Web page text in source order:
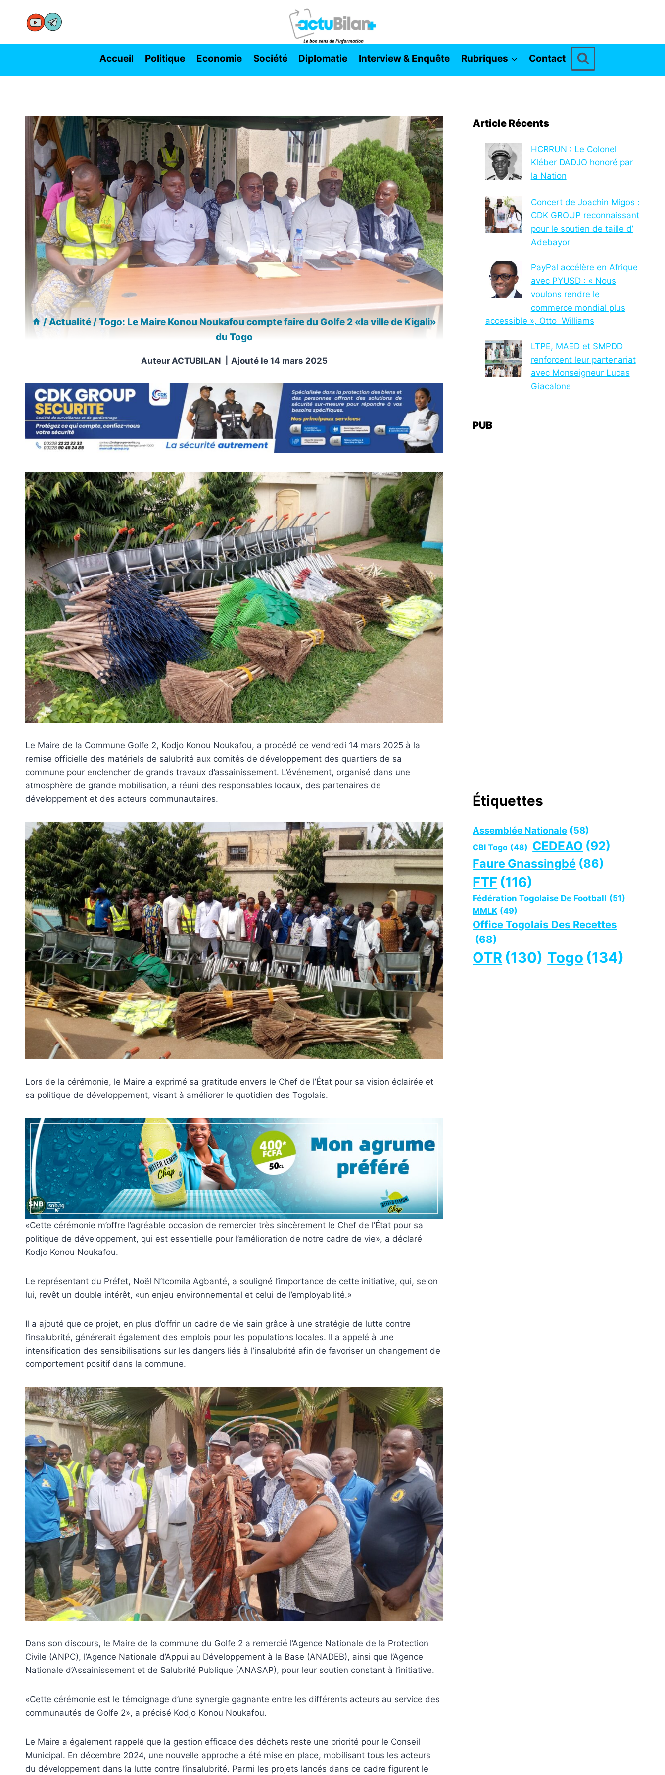
contenu
Accueil Politique Economie Société Diplomatie Interview & Enquête Rubriques Contact
/Actualité/Togo: Le Maire Konou Noukafou compte faire du Golfe 2 «la ville de Kigali»
du Togo
AuteurACTUBILAN Ajouté le 14 mars 2025
Le Maire de la Commune Golfe 2, Kodjo Konou Noukafou, a procédé ce vendredi 14 mars 2025 à la
remise officielle des matériels de salubrité aux comités de développement des quartiers de sa
commune pour enclencher de grands travaux d’assainissement. L’événement, organisé dans une
atmosphère de grande mobilisation, a réuni des responsables locaux, des partenaires de
développement et des acteurs communautaires.
Lors de la cérémonie, le Maire a exprimé sa gratitude envers le Chef de l’État pour sa vision éclairée et
sa politique de développement, visant à améliorer le quotidien des Togolais.
«Cette cérémonie m’offre l’agréable occasion de remercier très sincèrement le Chef de l’État pour sa
politique de développement, qui est essentielle pour l’amélioration de notre cadre de vie», a déclaré
Kodjo Konou Noukafou.
Le représentant du Préfet, Noël N’tcomila Agbanté, a souligné l’importance de cette initiative, qui, selon
lui, revêt un double intérêt, «un enjeu environnemental et celui de l’employabilité.»
Il a ajouté que ce projet, en plus d’offrir un cadre de vie sain grâce à une stratégie de lutte contre
l’insalubrité, générerait également des emplois pour les populations locales. Il a appelé à une
intensification des sensibilisations sur les dangers liés à l’insalubrité afin de favoriser un changement de
comportement positif dans la commune.
Dans son discours, le Maire de la commune du Golfe 2 a remercié l’Agence Nationale de la Protection
Civile (ANPC), l’Agence Nationale d’Appui au Développement à la Base (ANADEB), ainsi que l’Agence
Nationale d’Assainissement et de Salubrité Publique (ANASAP), pour leur soutien constant à l’initiative.
«Cette cérémonie est le témoignage d’une synergie gagnante entre les différents acteurs au service des
communautés de Golfe 2», a précisé Kodjo Konou Noukafou.
Le Maire a également rappelé que la gestion efficace des déchets reste une priorité pour le Conseil
Municipal. En décembre 2024, une nouvelle approche a été mise en place, mobilisant tous les acteurs
du développement dans la lutte contre l’insalubrité. Parmi les projets lancés dans ce cadre figurent le
Article Récents
HCRRUN : Le Colonel
Kléber DADJO honoré par
la Nation
Concert de Joachin Migos :
CDK GROUP reconnaissant
pour le soutien de taille d’
Adebayor
PayPal accélère en Afrique
avec PYUSD : « Nous
voulons rendre le
commerce mondial plus
accessible », Otto Williams
LTPE, MAED et SMPDD
renforcent leur partenariat
avec Monseigneur Lucas
Giacalone
PUB
Étiquettes
Assemblée Nationale (58)
CBI Togo (48) CEDEAO (92)
Faure Gnassingbé (86)
FTF (116)
Fédération Togolaise De Football (51)
MMLK (49)
Office Togolais Des Recettes
(68)
OTR (130) Togo (134)